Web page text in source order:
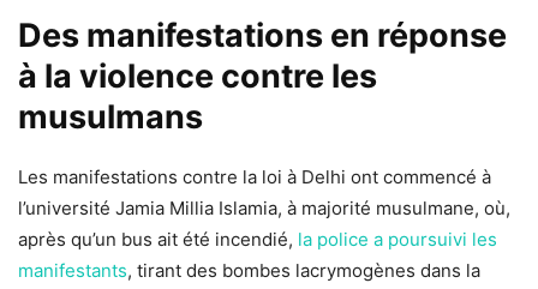
Des manifestations en réponse
à la violence contre les
musulmans
Les manifestations contre la loi à Delhi ont commencé à
l’université Jamia Millia Islamia, à majorité musulmane, où,
après qu’un bus ait été incendié, la police a poursuivi les
manifestants, tirant des bombes lacrymogènes dans la